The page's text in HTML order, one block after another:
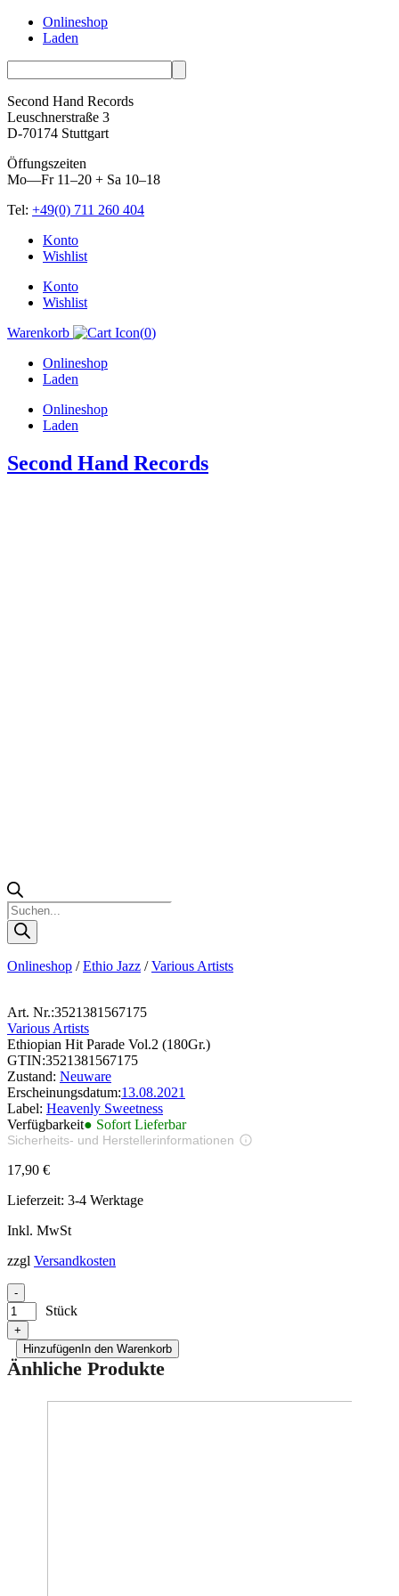
Onlineshop
Laden
Second Hand Records
Leuschnerstraße 3
D-70174 Stuttgart
Öffungszeiten
Mo—Fr 11–20 + Sa 10–18
Tel: +49(0) 711 260 404
Skip
Konto
Wishlist
Konto
Wishlist
Warenkorb
(0)
Onlineshop
Laden
Onlineshop
Laden
Second Hand Records
Products
search
Onlineshop /Ethio Jazz /Various Artists
Art. Nr.:3521381567175
Various Artists
Ethiopian Hit Parade Vol.2 (180Gr.)
GTIN:3521381567175
Zustand: Neuware
Erscheinungsdatum:13.08.2021
Label: Heavenly Sweetness
Verfügbarkeit● Sofort Lieferbar
Sicherheits- und Herstellerinformationen
17,90 €
Lieferzeit: 3-4 Werktage
Inkl. MwSt
zzgl Versandkosten
-
Stück
+
HinzufügenIn den Warenkorb
Änhliche Produkte